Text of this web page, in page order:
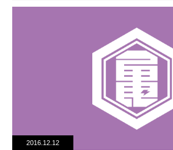
2016.12.12